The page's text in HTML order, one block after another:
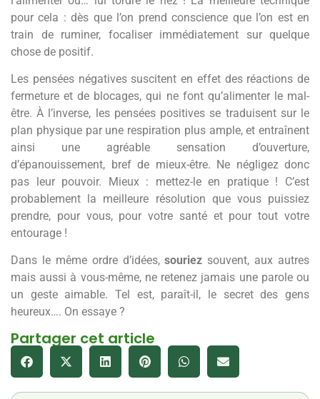
pour cela : dès que l’on prend conscience que l’on est en
train de ruminer, focaliser immédiatement sur quelque
chose de positif.
Les pensées négatives suscitent en effet des réactions de
fermeture et de blocages, qui ne font qu’alimenter le mal-
être. À l’inverse, les pensées positives se traduisent sur le
plan physique par une respiration plus ample, et entraînent
ainsi une agréable sensation d’ouverture,
d’épanouissement, bref de mieux-être. Ne négligez donc
pas leur pouvoir. Mieux : mettez-le en pratique ! C’est
probablement la meilleure résolution que vous puissiez
prendre, pour vous, pour votre santé et pour tout votre
entourage !
Dans le même ordre d’idées,souriez souvent, aux autres
mais aussi à vous-même, ne retenez jamais une parole ou
un geste aimable. Tel est, paraît-il, le secret des gens
heureux…. On essaye ?
Partager cet article